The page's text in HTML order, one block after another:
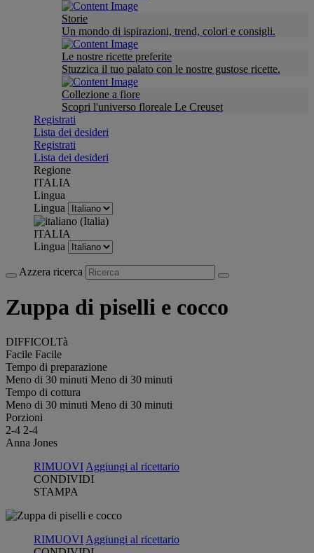
Storie
Un mondo di ispirazioni, trend, colori e consigli.
Le nostre ricette preferite
Stuzzica il tuo palato con le nostre gustose ricette.
Collezione a fiore
Scopri l'universo floreale Le Creuset
Registrati
Lista dei desideri
Registrati
Lista dei desideri
Regione
ITALIA
Lingua
Lingua
ITALIA
Lingua
Azzera ricerca
Zuppa di piselli e cocco
DIFFICOLTà
Facile Facile
Tempo di preparazione
Meno di 30 minuti Meno di 30 minuti
Tempo di cottura
Meno di 30 minuti Meno di 30 minuti
Porzioni
2-4 2-4
Anna Jones
RIMUOVI Aggiungi al ricettario
CONDIVIDI
STAMPA
RIMUOVI Aggiungi al ricettario